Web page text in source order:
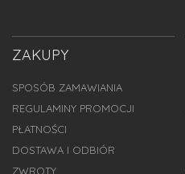
ZAKUPY
SPOSÓB ZAMAWIANIA
REGULAMINY PROMOCJI
PŁATNOŚCI
DOSTAWA I ODBIÓR
ZWROTY